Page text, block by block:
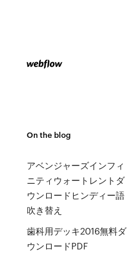
On the blog
アベンジャーズインフィ
ニティウォートレントダ
ウンロードヒンディー語
吹き替え
歯科用デッキ2016無料ダ
ウンロードPDF